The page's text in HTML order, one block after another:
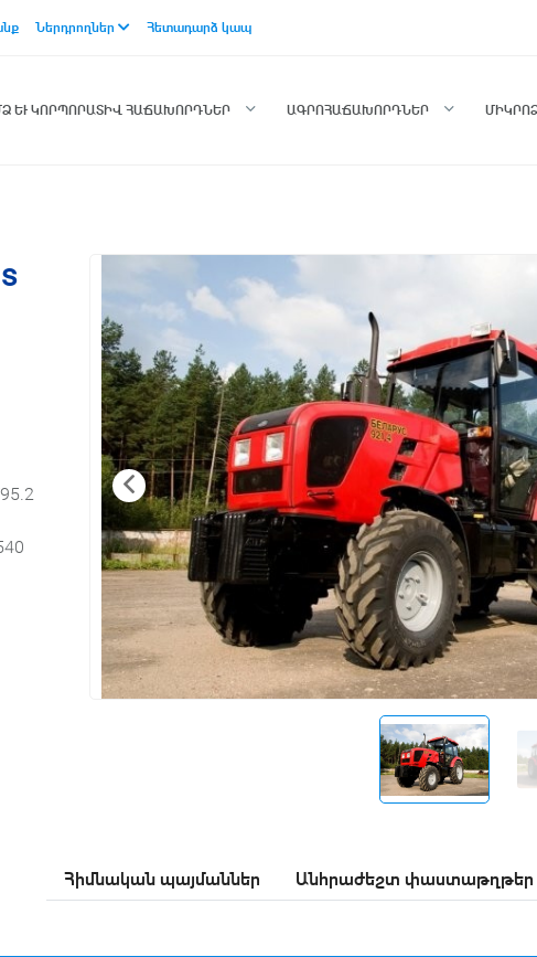
Ներդրողներ Հետադարձ կապ
ԵՒ ԿՈՐՊՈՐԱՏԻՎ ՀԱՃԱԽՈՐԴՆԵՐ ԱԳՐՈՀԱՃԱԽՈՐԴՆԵՐ
Հիմնական պայմաններ Անհրաժեշտ փաստաթղթեր